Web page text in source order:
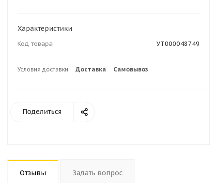
Характеристики
Код товара УТ000048749
Условия доставки Доставка Самовывоз
Поделиться
Отзывы Задать вопрос